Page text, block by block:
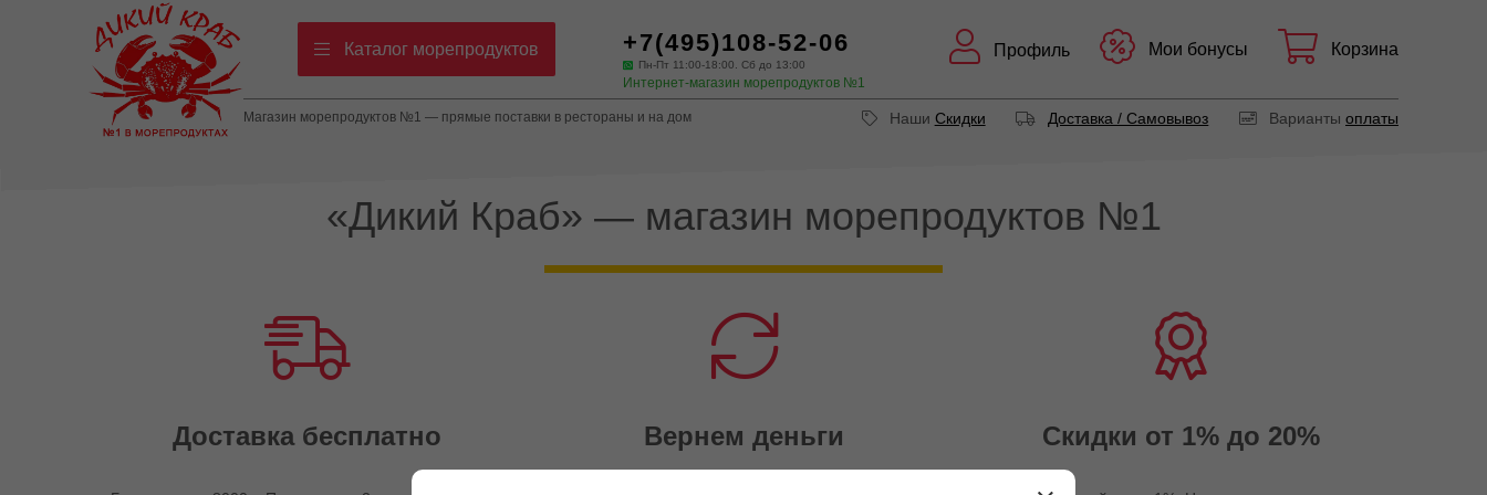
Каталог морепродуктов +7(495)108-52-06
Пн-Пт 11:00-18:00. Сб до 13:00
Интернет-магазин морепродуктов №1
Профиль Мои бонусы Корзина
Магазин морепродуктов №1 — прямые поставки в рестораны и на дом Наши Скидки Доставка / Самовывоз Варианты оплаты
«Дикий Краб» — магазин морепродуктов №1
Доставка бесплатно Вернем деньги Скидки от 1% до 20%